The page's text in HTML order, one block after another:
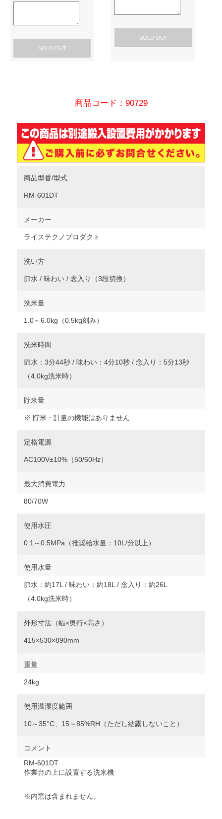
SOLD OUT
SOLD OUT
商品コード：90729
商品型番/型式
RM-601DT
メーカー
ライステクノプロダクト
洗い方
節水 / 味わい / 念入り（3段切換）
洗米量
1.0～6.0kg（0.5kg刻み）
洗米時間
節水：3分44秒 / 味わい：4分10秒 / 念入り：5分13秒
（4.0kg洗米時）
貯米量
※ 貯米・計量の機能はありません
定格電源
AC100V±10%（50/60Hz）
最大消費電力
80/70W
使用水圧
0.1～0.5MPa（推奨給水量：10L/分以上）
使用水量
節水：約17L / 味わい：約18L / 念入り：約26L
（4.0kg洗米時）
外形寸法（幅×奥行×高さ）
415×530×890mm
重量
24kg
使用温湿度範囲
10～35°C、15～85%RH（ただし結露しないこと）
コメント
RM-601DT
作業台の上に設置する洗米機
※内窯は含まれません。